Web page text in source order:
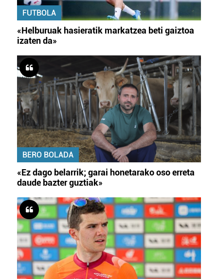
FUTBOLA
«Helburuak hasieratik markatzea beti gaiztoa
izaten da»
BERO BOLADA
«Ez dago belarrik; garai honetarako oso erreta
daude bazter guztiak»